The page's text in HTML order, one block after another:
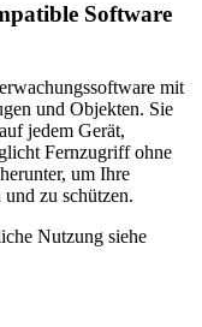
Software
mit
und Objekten. Sie
jedem Gerät,
Fernzugriff ohne
um Ihre
zu schützen.
Nutzung siehe